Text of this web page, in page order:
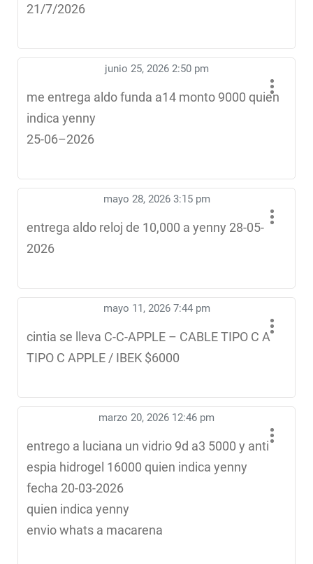
21/7/2026
junio 25, 2026 2:50 pm
me entrega aldo funda a14 monto 9000 quien
indica yenny
25-06–2026
mayo 28, 2026 3:15 pm
entrega aldo reloj de 10,000 a yenny 28-05-
2026
mayo 11, 2026 7:44 pm
cintia se lleva C-C-APPLE – CABLE TIPO C A
TIPO C APPLE / IBEK $6000
marzo 20, 2026 12:46 pm
entrego a luciana un vidrio 9d a3 5000 y anti
espia hidrogel 16000 quien indica yenny
fecha 20-03-2026
quien indica yenny
envio whats a macarena